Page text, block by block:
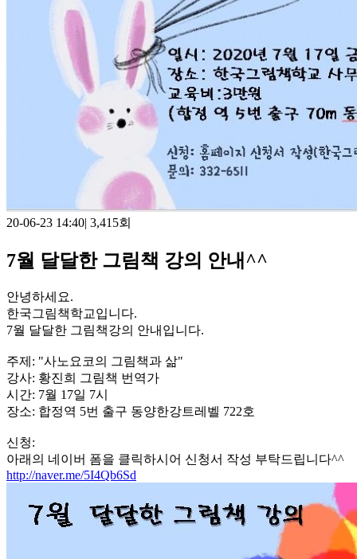
20-06-23 14:40| 3,415회
7월 달달한 그림책 강의 안내^^
안녕하세요.
한국그림책학교입니다.
7월 달달한 그림책강의 안내입니다.
주제: "사노요코의 그림책과 삶"
강사: 황진희 그림책 번역가
시간: 7월 17일 7시
장소: 합정역 5번 출구 동양한강트레벨 722호
신청:
아래의 네이버 폼을 클릭하시어 신청서 작성 부탁드립니다^^
http://naver.me/5I4Qb6Sd